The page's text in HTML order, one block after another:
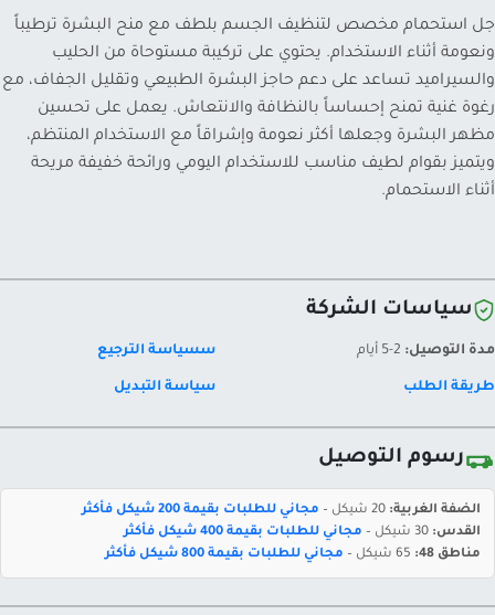
جل استحمام مخصص لتنظيف الجسم بلطف مع منح البشرة ترطيباً
ونعومة أثناء الاستخدام. يحتوي على تركيبة مستوحاة من الحليب
والسيراميد تساعد على دعم حاجز البشرة الطبيعي وتقليل الجفاف، مع
رغوة غنية تمنح إحساساً بالنظافة والانتعاش. يعمل على تحسين
مظهر البشرة وجعلها أكثر نعومة وإشراقاً مع الاستخدام المنتظم،
ويتميز بقوام لطيف مناسب للاستخدام اليومي ورائحة خفيفة مريحة
أثناء الاستحمام.
سياسات الشركة
مدة التوصيل: سسياسة الترجيع
طريقة الطلب سياسة التبديل
رسوم التوصيل
الضفة الغربية:
مجاني للطلبات بقيمة 200 شيكل فأكثر
القدس:
مجاني للطلبات بقيمة 400 شيكل فأكثر
مناطق 48:
مجاني للطلبات بقيمة 800 شيكل فأكثر